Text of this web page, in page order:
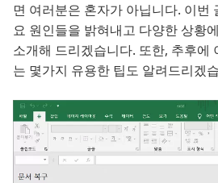
면 여러분은 혼자가 아닙니다. 이번
요 원인들을 밝혀내고 다양한 상황
소개해 드리겠습니다. 또한, 추후에
는 몇가지 유용한 팁도 알려드리겠